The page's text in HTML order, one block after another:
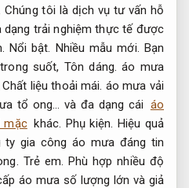
Chúng tôi là dịch vụ tư vấn hỗ
trải nghiệm thực tế được
Nổi bật. Nhiều mẫu mới. Bạn
suốt, Tôn dáng. áo mưa
Chất liệu thoải mái. áo mưa vải
tổ ong… và đa dạng cái áo
mặc khác. Phụ kiện. Hiệu quả
ty gia công áo mưa đáng tin
Trẻ em. Phù hợp nhiều độ
áo mưa số lượng lớn và giả